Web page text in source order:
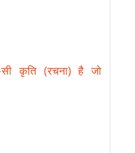
कृति (रचना) है जो